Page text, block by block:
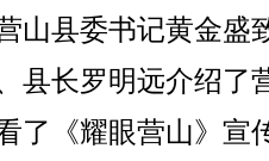
山县委书记黄金盛
县长罗明远介绍了
了《耀眼营山》宣